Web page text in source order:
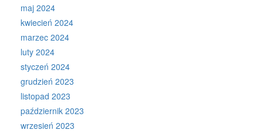
maj 2024
kwiecień 2024
marzec 2024
luty 2024
styczeń 2024
grudzień 2023
listopad 2023
październik 2023
wrzesień 2023